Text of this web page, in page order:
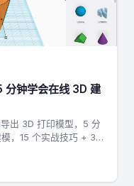
钟学会在线 3D 建
出 3D 打印模型，5 分
，15 个实战技巧 + 3